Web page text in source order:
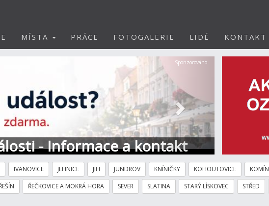
MÍSTA PRÁCE FOTOGALERIE LIDÉ KONTAKT
- Informace a kontakt
Další
Sponzorováno
IVANOVICE JEHNICE JIH JUNDROV KNÍNIČKY KOHOUTOVICE KOMÍN
ŘEČKOVICE A MOKRÁ HORA SEVER SLATINA STARÝ LÍSKOVEC STŘED